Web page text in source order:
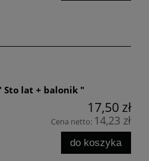
Sto lat + balonik "
17,50 zł
Cena netto: 14,23 zł
do koszyka